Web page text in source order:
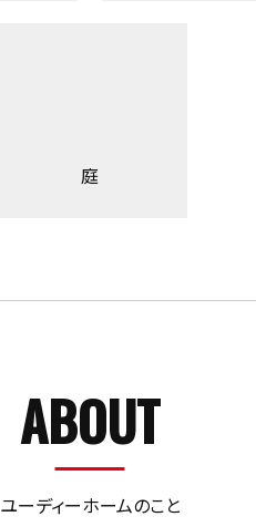
庭
ABOUT
ユーディーホームのこと